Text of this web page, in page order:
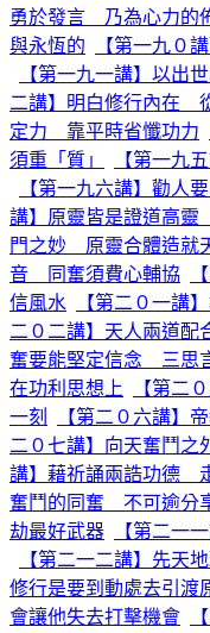
勇於發言 乃為心力的
與永恆的
【第一九０
【第一九一講】以出
二講】明白修行內在
定力 靠平時省懺功力
須重「質」
【第一九
【第一九六講】勸人
講】原靈皆是證道高
門之妙 原靈合體造就
音 同奮須費心輔協
信風水
【第二０一講
二０二講】天人兩道
奮要能堅定信念 三思
在功利思想上
【第二
一刻
【第二０六講
二０七講】向天奮鬥
講】藉祈誦兩誥功德
奮鬥的同奮 不可逾分
劫最好武器
【第二一
【第二一二講】先天
修行是要到動處去引渡
會讓他失去打擊機會